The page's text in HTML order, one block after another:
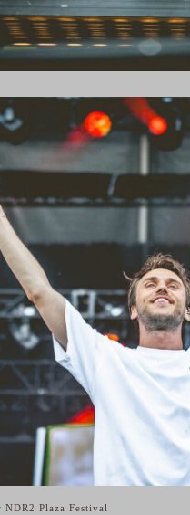
Plaza Festival